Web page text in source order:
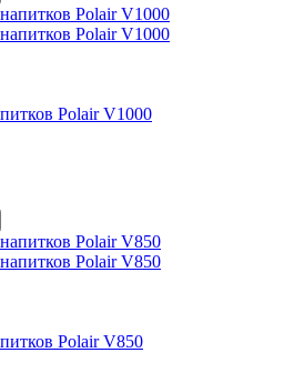
Polair V1000
Polair V850